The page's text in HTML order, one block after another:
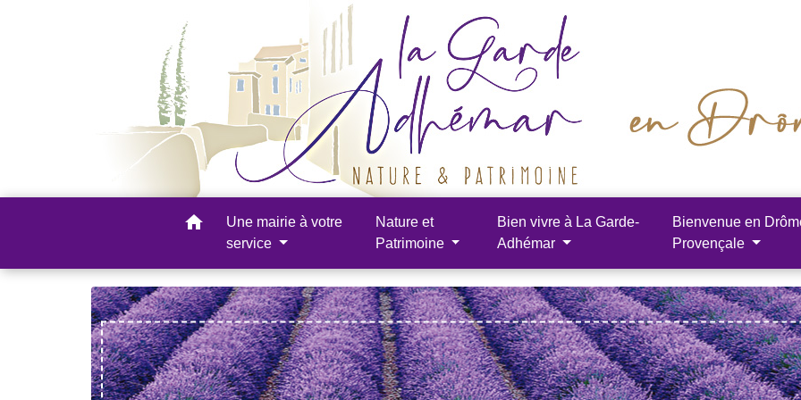
home
Une mairie à votre
service
Nature et
Patrimoine
Bien vivre à La Garde-
Adhémar
Bienvenue en
Provençale